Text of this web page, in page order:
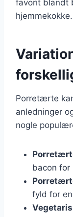
favorit blandt
hjemmekokke.
Porretærte
anledninger
nogle
bacon for
fyld for